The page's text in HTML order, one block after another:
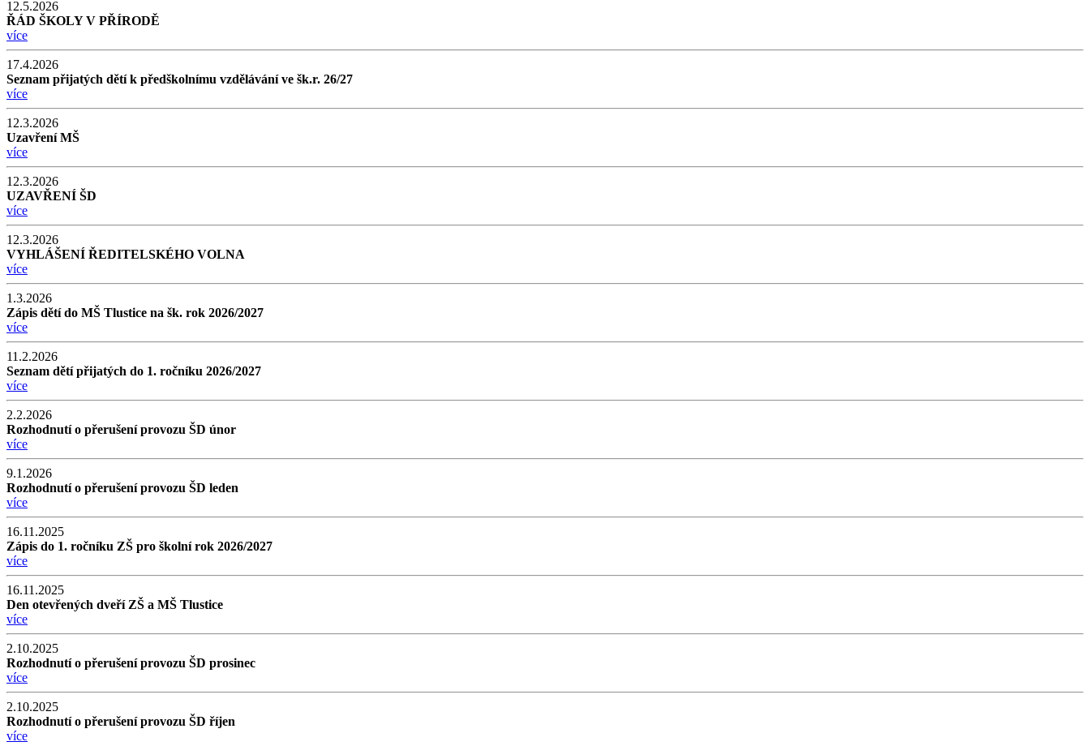
12.5.2026
ŘÁD ŠKOLY V PŘÍRODĚ
více
17.4.2026
Seznam přijatých dětí k předškolnímu vzdělávání ve šk.r. 26/27
více
12.3.2026
Uzavření MŠ
více
12.3.2026
UZAVŘENÍ ŠD
více
12.3.2026
VYHLÁŠENÍ ŘEDITELSKÉHO VOLNA
více
1.3.2026
Zápis dětí do MŠ Tlustice na šk. rok 2026/2027
více
11.2.2026
Seznam dětí přijatých do 1. ročníku 2026/2027
více
2.2.2026
Rozhodnutí o přerušení provozu ŠD únor
více
9.1.2026
Rozhodnutí o přerušení provozu ŠD leden
více
16.11.2025
Zápis do 1. ročníku ZŠ pro školní rok 2026/2027
více
16.11.2025
Den otevřených dveří ZŠ a MŠ Tlustice
více
2.10.2025
Rozhodnutí o přerušení provozu ŠD prosinec
více
2.10.2025
Rozhodnutí o přerušení provozu ŠD říjen
více